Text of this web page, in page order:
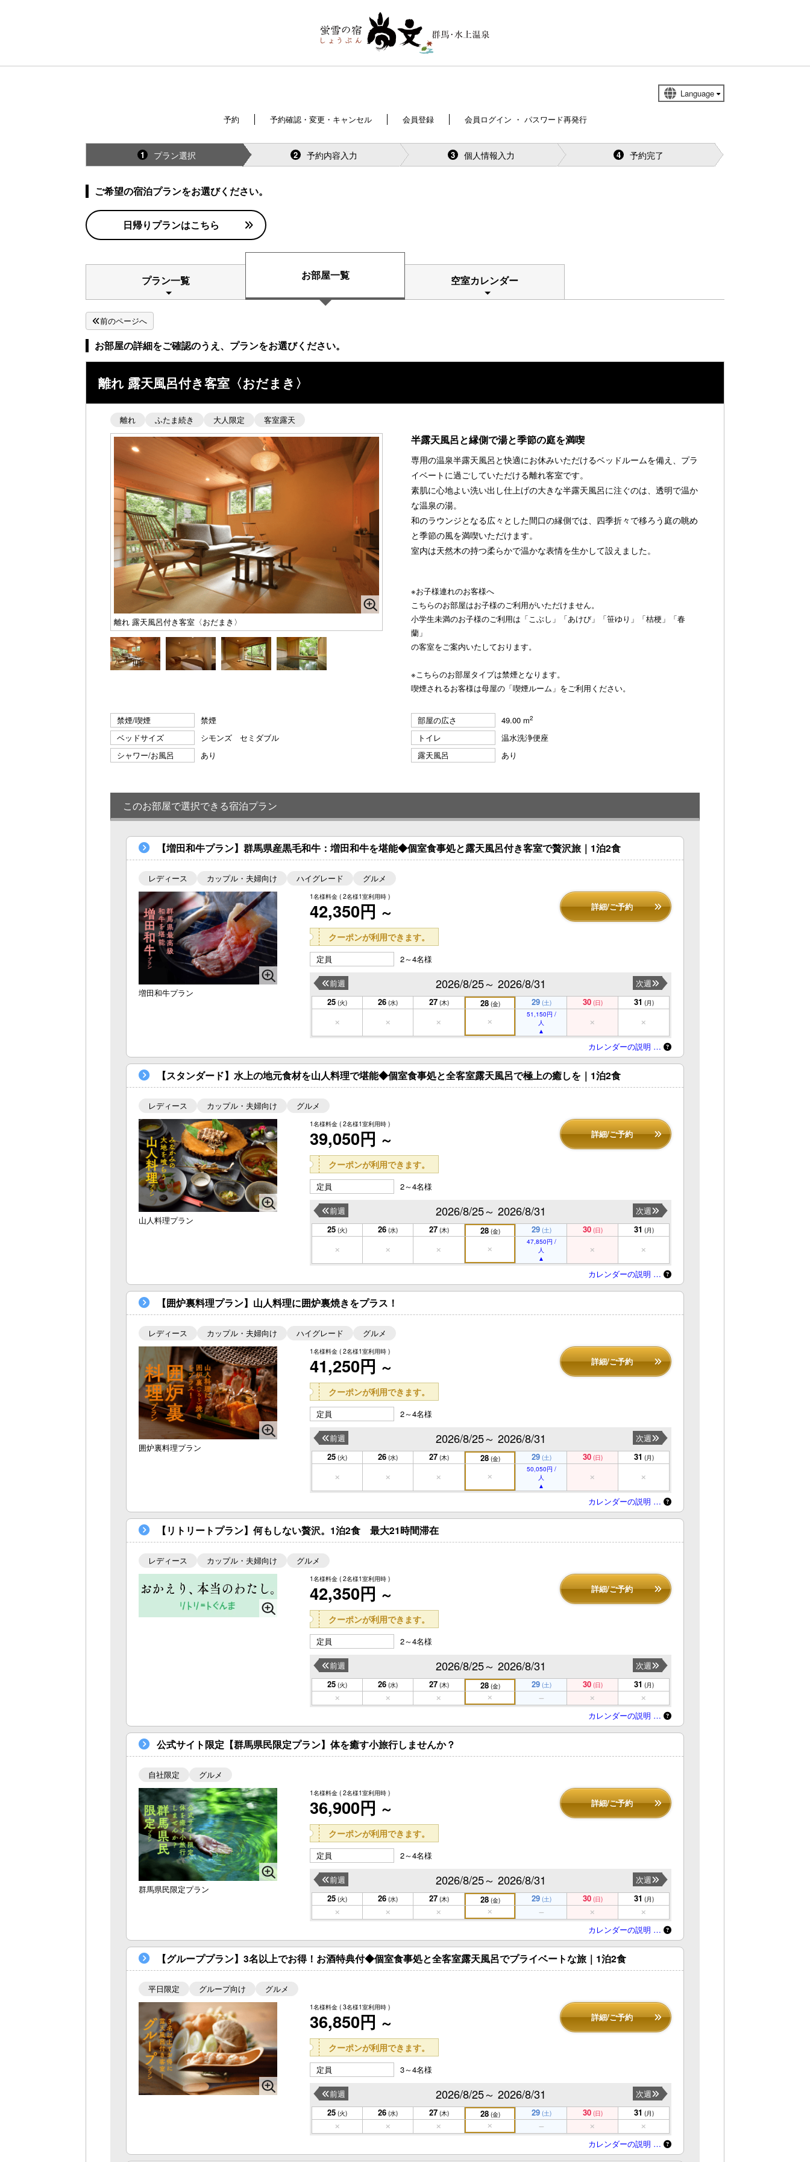
予約 予約確認・変更・キャンセル 会員登録 会員ログイン ・ パスワード再発行
1 プラン選択 2 予約内容入力 3 個人情報入力 4 予約完了
ご希望の宿泊プランをお選びください。
日帰りプランはこちら
プラン一覧 お部屋一覧 空室カレンダー
前のページへ
お部屋の詳細をご確認のうえ、プランをお選びください。
離れ 露天風呂付き客室〈おだまき〉
離れ ふたま続き 大人限定 客室露天
離れ 露天風呂付き客室〈おだまき〉
半露天風呂と縁側で湯と季節の庭を満喫
専用の温泉半露天風呂と快適にお休みいただけるベッドルームを備え、プラ
イベートに過ごしていただける離れ客室です。
素肌に心地よい洗い出し仕上げの大きな半露天風呂に注ぐのは、透明で温か
な温泉の湯。
和のラウンジとなる広々とした間口の縁側では、四季折々で移ろう庭の眺め
と季節の風を満喫いただけます。
室内は天然木の持つ柔らかで温かな表情を生かして設えました。
※お子様連れのお客様へ
こちらのお部屋はお子様のご利用がいただけません。
小学生未満のお子様のご利用は「こぶし」「あけび」「笹ゆり」「桔梗」「春
蘭」
の客室をご案内いたしております。
※こちらのお部屋タイプは禁煙となります。
喫煙されるお客様は母屋の「喫煙ルーム」をご利用ください。
禁煙/喫煙 禁煙 部屋の広さ 49.00 m2
ベッドサイズ シモンズ セミダブル トイレ
温水洗浄便座
シャワー/お風呂
あり 露天風呂 あり
このお部屋で選択できる宿泊プラン
【増田和牛プラン】群馬県産黒毛和牛：増田和牛を堪能◆個室食事処と露天風呂付き客室で贅沢旅｜1泊2食
レディース カップル・夫婦向け ハイグレード グルメ
増田和牛プラン
1名様料金 ( 2名様1室利用時 )
42,350円 ～ 詳細/ご予約
クーポンが利用できます。
定員 2～4名様
2026/8/25～ 2026/8/31
前週
次週
25 (火) 26 (水) 27 (木) 28 (金) 29 (土) 30 (日) 31 (月)
51,150円 /
人
カレンダーの説明 …
【スタンダード】水上の地元食材を山人料理で堪能◆個室食事処と全客室露天風呂で極上の癒しを｜1泊2食
レディース カップル・夫婦向け グルメ
山人料理プラン
1名様料金 ( 2名様1室利用時 )
39,050円 ～ 詳細/ご予約
クーポンが利用できます。
定員 2～4名様
2026/8/25～ 2026/8/31
前週
次週
25 (火) 26 (水) 27 (木) 28 (金) 29 (土) 30 (日) 31 (月)
47,850円 /
人
カレンダーの説明 …
【囲炉裏料理プラン】山人料理に囲炉裏焼きをプラス！
レディース カップル・夫婦向け ハイグレード グルメ
囲炉裏料理プラン
1名様料金 ( 2名様1室利用時 )
41,250円 ～ 詳細/ご予約
クーポンが利用できます。
定員 2～4名様
2026/8/25～ 2026/8/31
前週
次週
25 (火) 26 (水) 27 (木) 28 (金) 29 (土) 30 (日) 31 (月)
50,050円 /
人
カレンダーの説明 …
【リトリートプラン】何もしない贅沢。1泊2食 最大21時間滞在
レディース カップル・夫婦向け グルメ
1名様料金 ( 2名様1室利用時 )
42,350円 ～ 詳細/ご予約
クーポンが利用できます。
定員 2～4名様
2026/8/25～ 2026/8/31
前週
次週
25 (火) 26 (水) 27 (木) 28 (金) 29 (土) 30 (日) 31 (月)
カレンダーの説明 …
公式サイト限定【群馬県民限定プラン】体を癒す小旅行しませんか？
自社限定 グルメ
群馬県民限定プラン
1名様料金 ( 2名様1室利用時 )
36,900円 ～ 詳細/ご予約
クーポンが利用できます。
定員 2～4名様
2026/8/25～ 2026/8/31
前週
次週
25 (火) 26 (水) 27 (木) 28 (金) 29 (土) 30 (日) 31 (月)
カレンダーの説明 …
【グループプラン】3名以上でお得！お酒特典付◆個室食事処と全客室露天風呂でプライベートな旅｜1泊2食
平日限定 グループ向け グルメ
1名様料金 ( 3名様1室利用時 )
36,850円 ～ 詳細/ご予約
クーポンが利用できます。
定員 3～4名様
2026/8/25～ 2026/8/31
前週
次週
25 (火) 26 (水) 27 (木) 28 (金) 29 (土) 30 (日) 31 (月)
カレンダーの説明 …